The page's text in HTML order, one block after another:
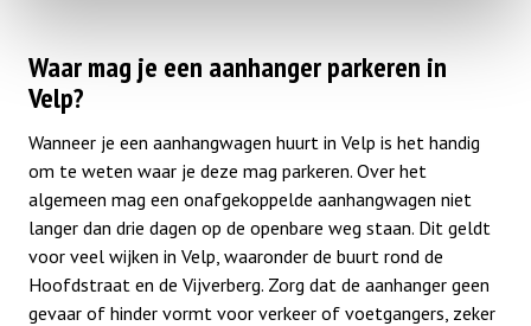
Waar mag je een aanhanger parkeren in
Velp?
Wanneer je een aanhangwagen huurt in Velp is het handig
om te weten waar je deze mag parkeren. Over het
algemeen mag een onafgekoppelde aanhangwagen niet
langer dan drie dagen op de openbare weg staan. Dit geldt
voor veel wijken in Velp, waaronder de buurt rond de
Hoofdstraat en de Vijverberg. Zorg dat de aanhanger geen
gevaar of hinder vormt voor verkeer of voetgangers, zeker